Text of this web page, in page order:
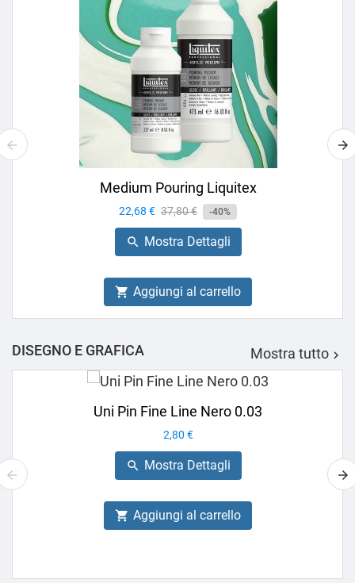
Medium Pouring Liquitex
Prezzo
22,68 € Prezzo
base
37,80 € -40%
 Mostra Dettagli
 Aggiungi al carrello
DISEGNO E GRAFICA Mostra tutto 
Uni Pin Fine Line Nero 0.03
Prezzo
2,80 €
 Mostra Dettagli
 Aggiungi al carrello